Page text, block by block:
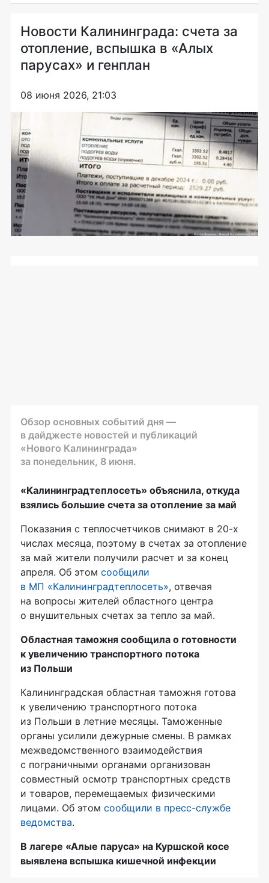
Новости Калининграда: счета за
отопление, вспышка в «Алых
парусах» и генплан
08 июня 2026, 21:03
Обзор основных событий дня —
в дайджесте новостей и публикаций
«Нового Калининграда»
за понедельник, 8 июня.
«Калининградтеплосеть» объяснила, откуда
взялись большие счета за отопление за май
Показания с теплосчетчиков снимают в 20-х
числах месяца, поэтому в счетах за отопление
за май жители получили расчет и за конец
апреля. Об этом сообщили
в МП «Калининградтеплосеть», отвечая
на вопросы жителей областного центра
о внушительных счетах за тепло за май.
Областная таможня сообщила о готовности
к увеличению транспортного потока
из Польши
Калининградская областная таможня готова
к увеличению транспортного потока
из Польши в летние месяцы. Таможенные
органы усилили дежурные смены. В рамках
межведомственного взаимодействия
с пограничными органами организован
совместный осмотр транспортных средств
и товаров, перемещаемых физическими
лицами. Об этом сообщили в пресс-службе
ведомства.
В лагере «Алые паруса» на Куршской косе
выявлена вспышка кишечной инфекции